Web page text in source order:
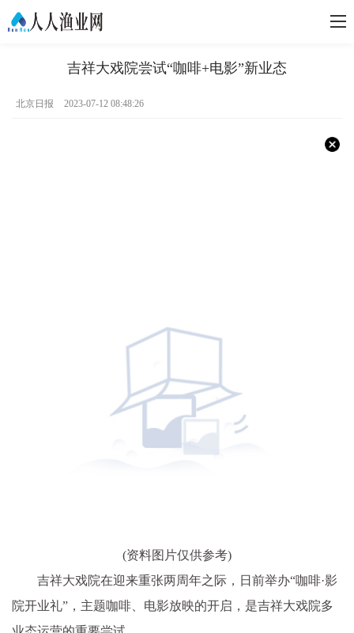
吉祥大戏院尝试“咖啡+电影”新业态
北京日报 2023-07-12 08:48:26
(资料图片仅供参考)
吉祥大戏院在迎来重张两周年之际，日前举办“咖啡·影
院开业礼”，主题咖啡、电影放映的开启，是吉祥大戏院多